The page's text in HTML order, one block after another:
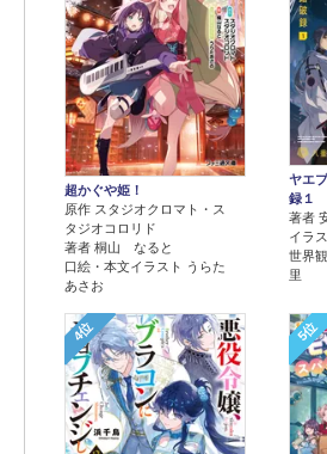
超かぐや姫！
原作 スタジオクロマト・ス
タジオコロリド
著者 桐山 なると
口絵・本文イラスト うらた
あさお
ヤエ
録１
著者
イラ
世界
里
4位 5位